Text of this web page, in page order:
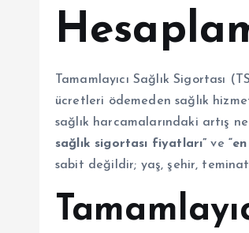
Tamamlayıcı Sağlık Sigortası
ücretleri ödemeden sağlık
sağlık harcamalarındaki artış
sağlık sigortası fiyatları” ve
sabit değildir; yaş, şehir,